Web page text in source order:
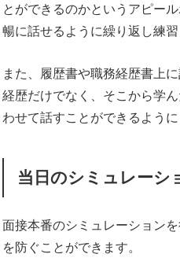
とができるのかというアピー
暢に話せるように繰り返し練習
また、履歴書や職務経歴書上
経歴だけでなく、そこから学
わせて話すことができるように
当日のシミュレーシ
面接本番のシミュレーション
を防ぐことができます。